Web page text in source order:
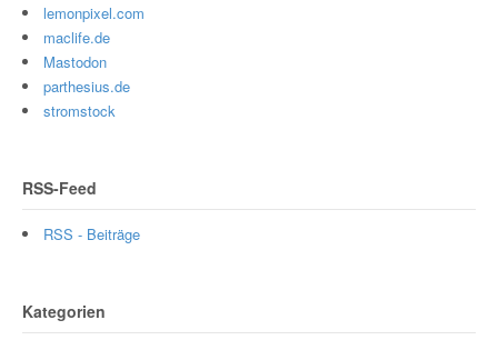
lemonpixel.com
maclife.de
Mastodon
parthesius.de
stromstock
RSS-Feed
RSS - Beiträge
Kategorien